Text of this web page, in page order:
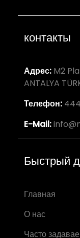
контакты
Адрес: M2
ANTALYA
Телефон: 444
E-Mail:
Быстрый
Главная
О нас
Часто